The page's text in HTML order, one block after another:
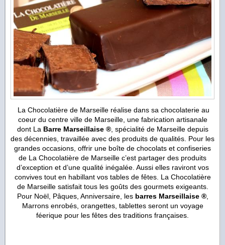
La Chocolatière de Marseille réalise dans sa chocolaterie au
coeur du centre ville de Marseille, une fabrication artisanale
dont La Barre Marseillaise ®, spécialité de Marseille depuis
des décennies, travaillée avec des produits de qualités. Pour les
grandes occasions, offrir une boîte de chocolats et confiseries
de La Chocolatière de Marseille c’est partager des produits
d’exception et d’une qualité inégalée. Aussi elles raviront vos
convives tout en habillant vos tables de fêtes. La Chocolatière
de Marseille satisfait tous les goûts des gourmets exigeants.
Pour Noël, Pâques, Anniversaire, les barres Marseillaise ®,
Marrons enrobés, orangettes, tablettes seront un voyage
féerique pour les fêtes des traditions françaises.